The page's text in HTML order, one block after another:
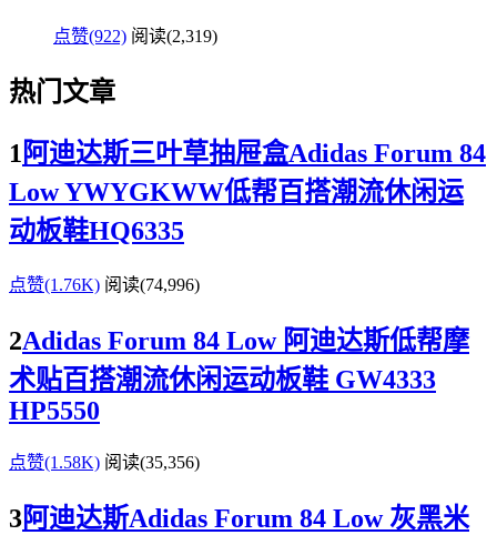
点赞(922) 阅读(2,319)
热门文章
1 阿迪达斯三叶草抽屉盒Adidas Forum 84
Low YWYGKWW低帮百搭潮流休闲运
动板鞋HQ6335
点赞(1.76K) 阅读(74,996)
2Adidas Forum 84 Low 阿迪达斯低帮摩
术贴百搭潮流休闲运动板鞋 GW4333
HP5550
点赞(1.58K) 阅读(35,356)
3阿迪达斯Adidas Forum 84 Low 灰黑米